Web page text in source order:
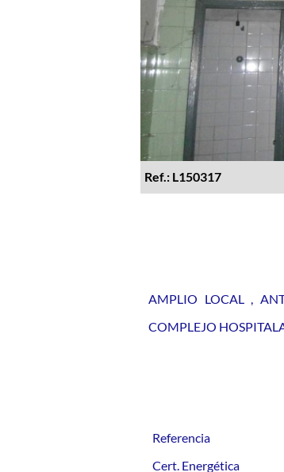
Ref.: L150317
AMPLIO LOCAL ,
COMPLEJO
Referencia
Cert. Energética